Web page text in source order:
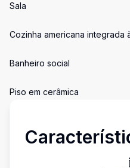
Sala
Cozinha americana integrada
Banheiro social
Piso em cerâmica